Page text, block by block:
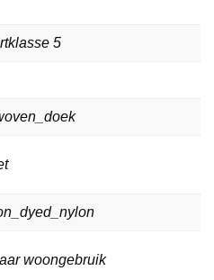
5
woongebruik